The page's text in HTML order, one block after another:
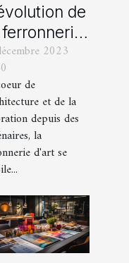
de
ferronnerie
à travers
siècles
2023
de
et de la
depuis des
la
d'art se